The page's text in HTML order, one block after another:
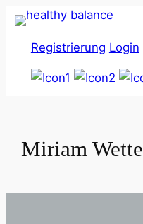
Zum
springenRegistrierung Login
Miriam Wette